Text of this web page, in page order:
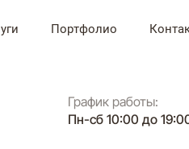
Портфолио
График работы:
Пн-сб 10:00 до